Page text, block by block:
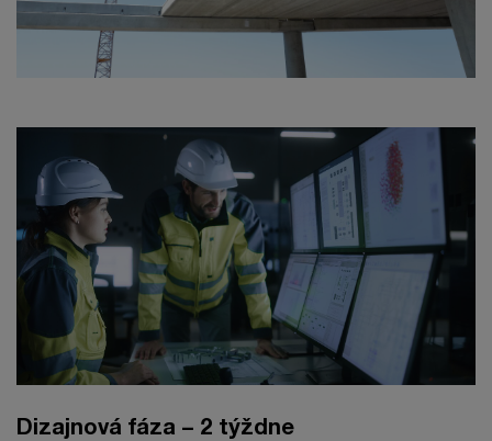
Dizajnová fáza – 2 týždne